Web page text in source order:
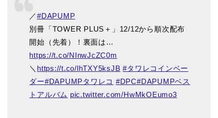
／#DAPUMP
別冊「TOWER PLUS＋」12/12から順次配布
開始（先着）！裏面は…
https://t.co/NInwJcZC0m
＼ https://t.co/lhTXY5ksJB #タワレコインベー
ダー#DAPUMPタワレコ #DPC#DAPUMPベス
トアルバム pic.twitter.com/HwMkOEumo3